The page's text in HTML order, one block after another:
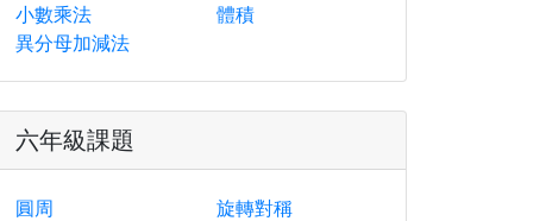
小數乘法
異分母加減法
體積
六年級課題
圓周
旋轉對稱